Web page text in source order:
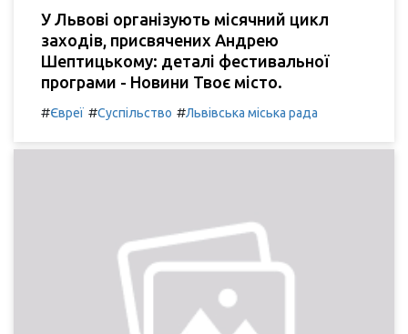
У Львові організують місячний цикл
заходів, присвячених Андрею
Шептицькому: деталі фестивальної
програми - Новини Твоє місто.
#Євреї #Суспільство #Львівська міська рада